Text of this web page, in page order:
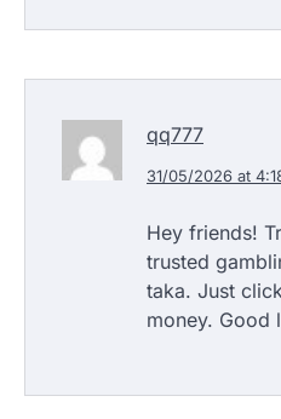
qq777
31/05/2026 at
Hey friends!
trusted
taka. Just
money. Good